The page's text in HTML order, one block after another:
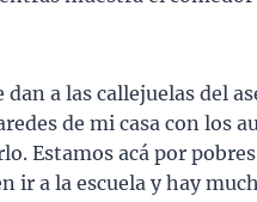
dan a las callejuelas del
de mi casa con los
Estamos acá por
ir a la escuela y hay